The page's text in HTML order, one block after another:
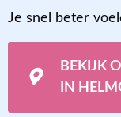
Je snel beter
BEKIJK
IN